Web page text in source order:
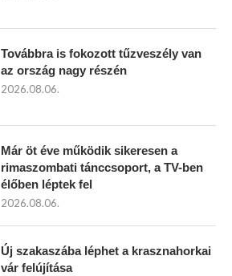
Továbbra is fokozott tűzveszély van
az ország nagy részén
2026.08.06.
Már öt éve működik sikeresen a
rimaszombati tánccsoport, a TV-ben
élőben léptek fel
2026.08.06.
Új szakaszába léphet a krasznahorkai
vár felújítása